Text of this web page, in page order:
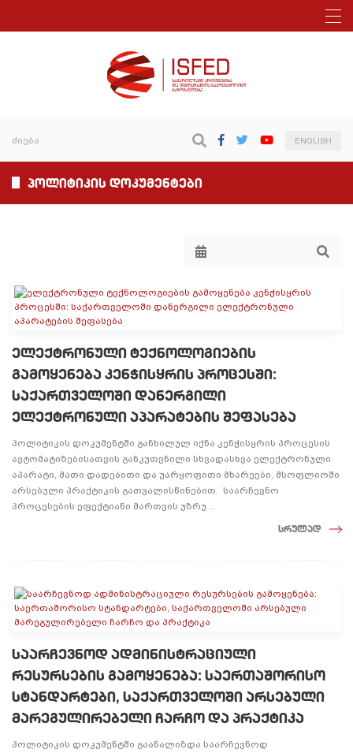
ENGLISH
პოლიტიკის დოკუმენტები
ელექტრონული ტექნოლოგიების
გამოყენება კენჭისყრის პროცესში:
საქართველოში დანერგილი
ელექტრონული აპარატების შეფასება
პოლიტიკის დოკუმენტში განხილულ იქნა კენჭისყრის პროცესის
ავტომატიზებისათვის განკუთვნილი სხვადასხვა ელექტრონული
აპარატი, მათი დადებითი და უარყოფითი მხარეები, მსოფლიოში
არსებული პრაქტიკის გათვალისწინებით. საარჩევნო
პროცესების ეფექტიანი მართვის უზრუ ...
სრულად
საარჩევნოდ ადმინისტრაციული
რესურსების გამოყენება: საერთაშორისო
სტანდარტები, საქართველოში არსებული
მარეგულირებელი ჩარჩო და პრაქტიკა
პოლიტიკის დოკუმენტში გაანალიზდა საარჩევნოდ